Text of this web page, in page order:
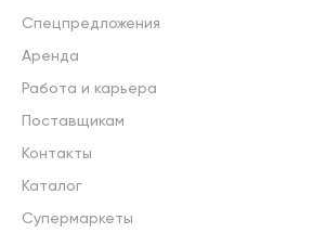
Спецпредложения
Аренда
Работа и карьера
Поставщикам
Контакты
Каталог
Супермаркеты